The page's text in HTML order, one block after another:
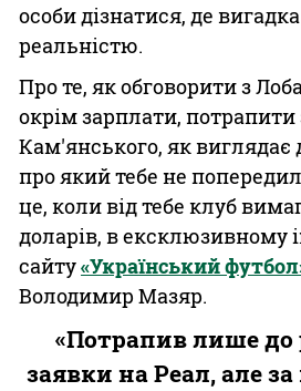
особи дізнатися, де
реальністю.
Про те, як обговорити з
окрім зарплати,
Кам'янського, як виглядає
про який тебе не
це, коли від тебе клуб
доларів, в ексклюзивному
сайту«Український
Володимир Мазяр.
«Потрапив лише до
заявки на Реал, але